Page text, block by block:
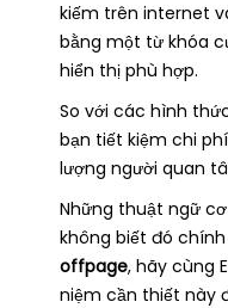
kiếm trên internet
bằng một từ khóa
hiển thị phù hợp.
So với các hình
bạn tiết kiệm chi
lượng người quan
Những thuật ngữ
không biết đó chính
offpage, hãy cùng
niệm cần thiết này